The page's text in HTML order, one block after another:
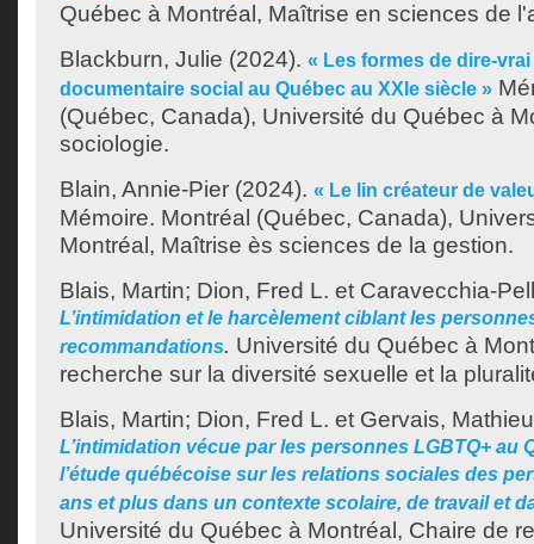
Québec à Montréal, Maîtrise en sciences de
Blackburn, Julie (2024). « Les formes de dire-
documentaire social au Québec au XXIe siècle »
(Québec, Canada), Université du Québec à
sociologie.
Blain, Annie-Pier (2024). « Le lin créateur de
Mémoire. Montréal (Québec, Canada),
Montréal, Maîtrise ès sciences de la gestion.
Blais, Martin; Dion, Fred L. et Caravecchia-
L’intimidation et le harcèlement ciblant les
recommandations. Université du Québec à
recherche sur la diversité sexuelle et la
Blais, Martin; Dion, Fred L. et Gervais,
L’intimidation vécue par les personnes LGBTQ+ au
l’étude québécoise sur les relations sociales des
ans et plus dans un contexte scolaire, de travail et
Université du Québec à Montréal, Chaire de